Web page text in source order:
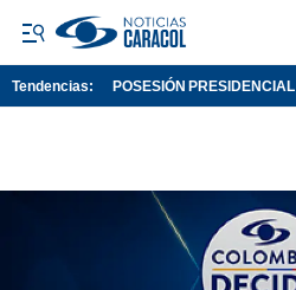
Tendencias: POSESIÓN PRESIDENCIAL